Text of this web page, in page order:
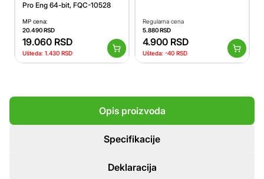
Pro Eng 64-bit, FQC-10528
MP cena:
20.490RSD
19.060 RSD
Ušteda: 1.430 RSD
Regularna cena
5.880RSD
4.900 RSD
Ušteda: -40 RSD
Opis proizvoda
Specifikacije
Deklaracija